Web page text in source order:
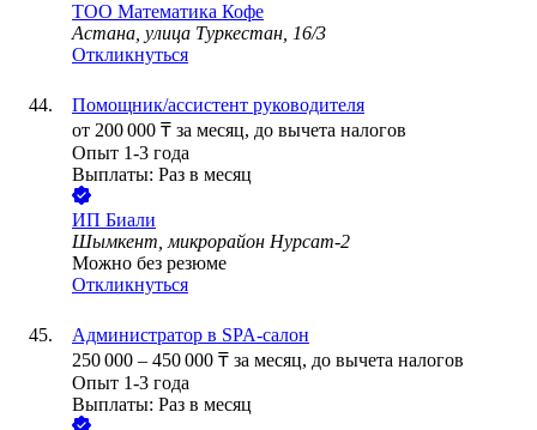
ТОО Математика Кофе
Астана, улица Туркестан, 16/3
Откликнуться
Помощник/ассистент руководителя
от 200 000 ₸ за месяц, до вычета налогов
Опыт 1-3 года
Выплаты: Раз в месяц
ИП Биали
Шымкент, микрорайон Нурсат-2
Можно без резюме
Откликнуться
Администратор в SPA-салон
250 000 – 450 000 ₸ за месяц, до вычета налогов
Опыт 1-3 года
Выплаты: Раз в месяц